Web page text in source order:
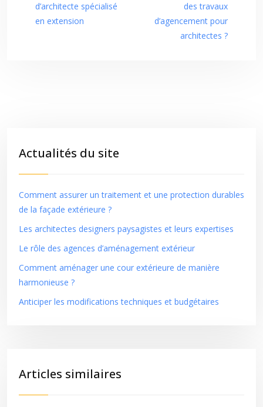
d’architecte spécialisé
en extension
des travaux
d’agencement pour
architectes ?
Actualités du site
Comment assurer un traitement et une protection durables
de la façade extérieure ?
Les architectes designers paysagistes et leurs expertises
Le rôle des agences d’aménagement extérieur
Comment aménager une cour extérieure de manière
harmonieuse ?
Anticiper les modifications techniques et budgétaires
Articles similaires